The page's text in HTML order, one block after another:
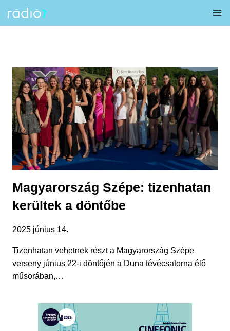
Magyarország Szépe: tizenhatan
kerültek a döntőbe
2025 június 14.
Tizenhatan vehetnek részt a Magyarország Szépe
verseny június 22-i döntőjén a Duna tévécsatorna élő
műsorában,…